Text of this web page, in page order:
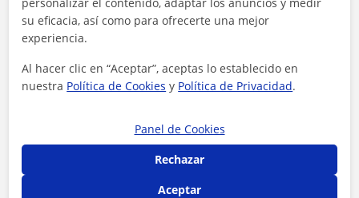
su eficacia, así como para ofrecerte una mejor
experiencia.
Al hacer clic en “Aceptar”, aceptas lo establecido en
nuestra Política de Cookies y Política de Privacidad.
Panel de Cookies
Rechazar
Aceptar